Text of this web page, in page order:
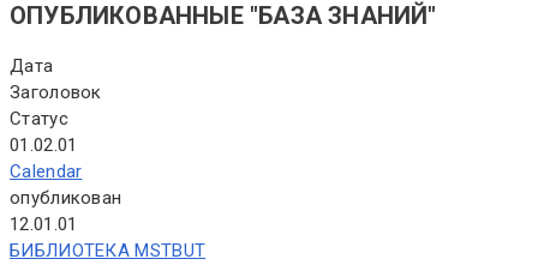
ОПУБЛИКОВАННЫЕ "БАЗА ЗНАНИЙ"
Дата
Заголовок
Статус
01.02.01
Calendar
опубликован
12.01.01
БИБЛИОТЕКА MSTBUT